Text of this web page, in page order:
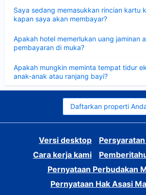
Saya sedang memasukkan rincian kartu
kapan saya akan membayar?
Apakah hotel memerlukan uang jaminan
pembayaran di muka?
Apakah mungkin meminta tempat tidur
anak-anak atau ranjang bayi?
Daftarkan properti
Versi desktop
Cara kerja kami
Pernyataan Perbudakan
Pernyataan Hak Asasi